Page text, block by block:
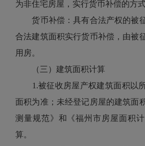
为非住宅房屋，实行货币补偿的方式
货币补偿：具有合法产权的被
合法建筑面积实行货币补偿，由被
用房。
（三）建筑面积计算
1.被征收房屋产权建筑面积以
面积为准；未经登记房屋的建筑面
测量规范》和《福州市房屋面积
算。